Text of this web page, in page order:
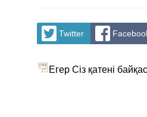
Twitter
Егер Сіз қатені